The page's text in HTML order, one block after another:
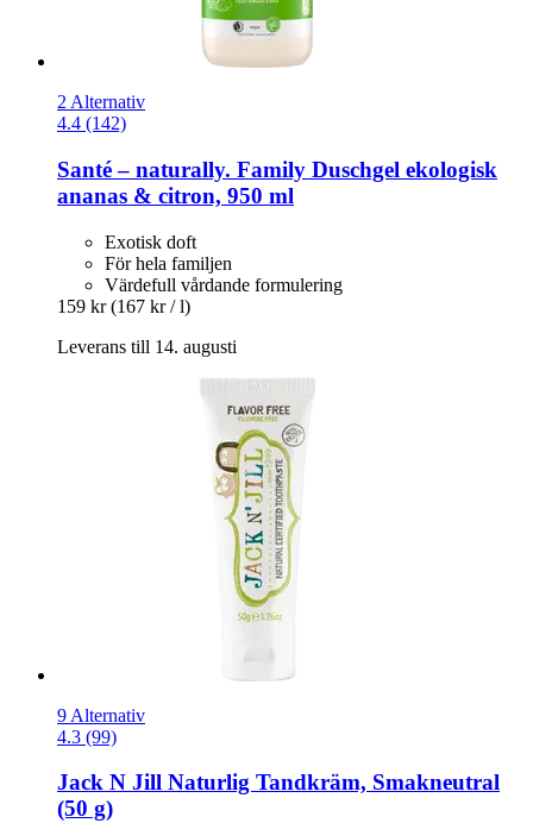
2 Alternativ
4.4 (142)
Santé – naturally. Family Duschgel ekologisk
ananas & citron, 950 ml
Exotisk doft
För hela familjen
Värdefull vårdande formulering
159 kr (167 kr / l)
Leverans till 14. augusti
9 Alternativ
4.3 (99)
Jack N Jill Naturlig Tandkräm, Smakneutral
(50 g)